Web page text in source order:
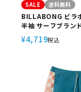
SALE 送料無料
BILLABONG ビラ
半袖 サーフブラン
ル サーフ サーフィン 海水浴
BE011861
¥4,719税込